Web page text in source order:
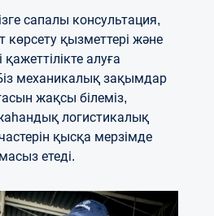
сапалы консультация,
көрсету қызметтері және
қажеттілікте алуға
механикалық зақымдар
жақсы білеміз,
логистикалық
қысқа мерзімде
етеді.